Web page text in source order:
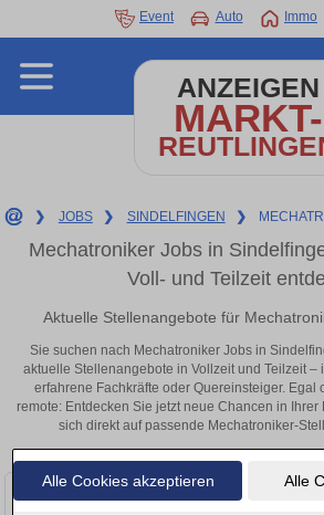
Alle Cookies akzeptieren Alle
Event Auto Immo
ANZEIGEN
MARKT-
❯ JOBS ❯ SINDELFINGEN ❯
Mechatroniker Jobs in
Voll- und Teilzeit
Aktuelle Stellenangebote für
Sie suchen nach Mechatroniker Jobs in
aktuelle Stellenangebote in Vollzeit und Teilzeit –
erfahrene Fachkräfte oder Quereinsteiger. Egal
remote: Entdecken Sie jetzt neue Chancen in
sich direkt auf passende Mechatroniker-